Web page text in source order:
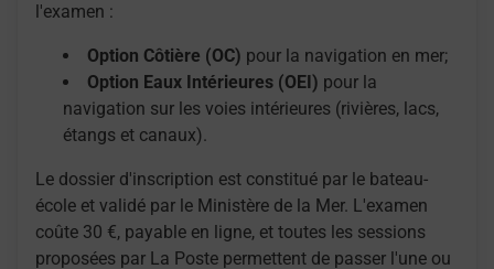
l'examen :
Option Côtière (OC) pour la navigation en mer;
Option Eaux Intérieures (OEI) pour la
navigation sur les voies intérieures (rivières, lacs,
étangs et canaux).
Le dossier d'inscription est constitué par le bateau-
école et validé par le Ministère de la Mer. L'examen
coûte 30 €, payable en ligne, et toutes les sessions
proposées par La Poste permettent de passer l'une ou